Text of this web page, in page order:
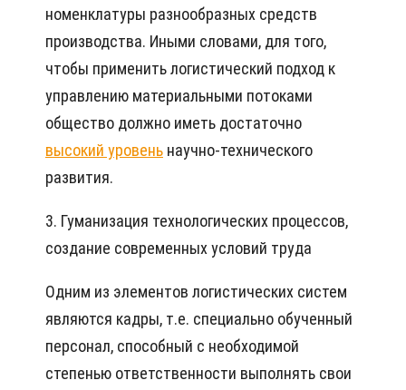
номенклатуры разнообразных средств
производства. Иными словами, для того,
чтобы применить логистический подход к
управлению материальными потоками
общество должно иметь достаточно
высокий уровень научно-технического
развития.
3. Гуманизация технологических процессов,
создание современных условий труда
Одним из элементов логистических систем
являются кадры, т.е. специально обученный
персонал, способный с необходимой
степенью ответственности выполнять свои